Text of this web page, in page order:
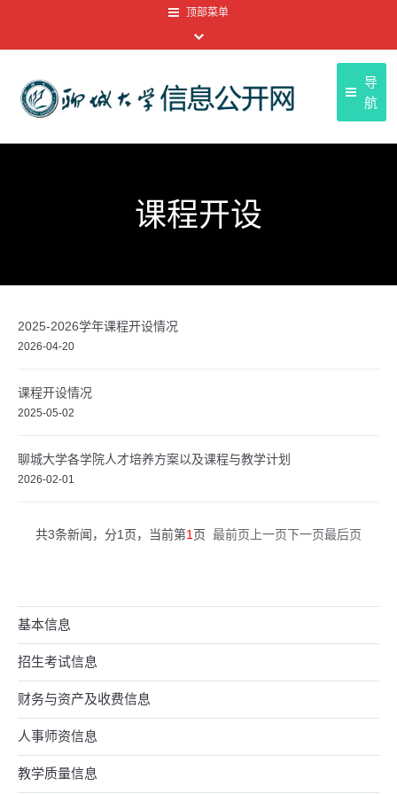
顶部菜单
导
航
基本信息
课程开设
2025-2026学年课程开设情况
2026-04-20
课程开设情况
2025-05-02
聊城大学各学院人才培养方案以及课程与教学计划
2026-02-01
共3条新闻，分1页，当前第1 页 最前页 上一页下一页最后页
基本信息
招生考试信息
财务与资产及收费信息
人事师资信息
教学质量信息